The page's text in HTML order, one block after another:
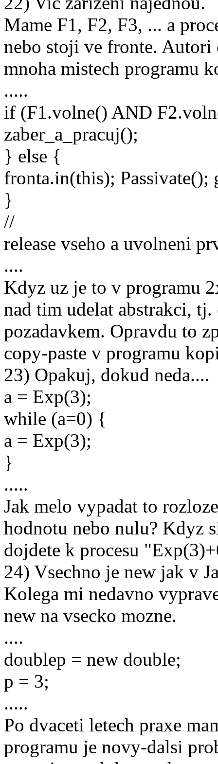
Mame F1, F2, F3, ... a
nebo stoji ve fronte.
mnoha mistech programu
.....
if (F1.volne() AND
zaber_a_pracuj();
} else {
fronta.in(this); Passivate();
}
//
release vseho a uvolneni
....
Kdyz uz je to v programu
nad tim udelat abstrakci,
pozadavkem. Opravdu to
copy-paste v programu
23) Opakuj, dokud neda....
a = Exp(3);
while (a=0) {
a = Exp(3);
}
.....
Jak melo vypadat to
hodnotu nebo nulu? Kdyz
dojdete k procesu
24) Vsechno je new jak v
Kolega mi nedavno
new na vsecko mozne.
....
doublep = new double;
p = 3;
.....
Po dvaceti letech praxe
programu je novy-dalsi